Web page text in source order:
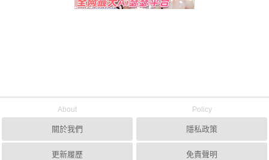
About
關於我們
更新履歷
Policy
隱私政策
免責聲明